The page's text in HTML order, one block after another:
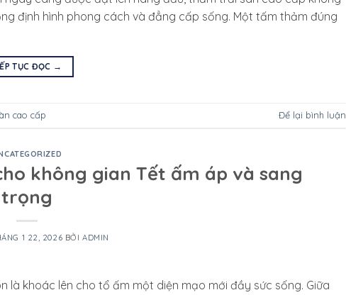
định hình phong cách và đẳng cấp sống. Một tấm thảm đúng
TỤC ĐỌC →
cao cấp Để lại bình luận
không gian Tết ấm áp và sang
trọng
1 22, 2026 BỞI ADMIN
là khoác lên cho tổ ấm một diện mạo mới đầy sức sống. Giữa